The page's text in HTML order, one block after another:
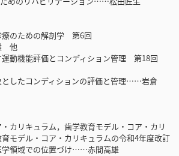
のための解剖学 第6回
他
動機能評価とコンディション管理 第18回
したコンディションの評価と管理……岩倉
カリキュラム，歯学教育モデル・コア・カリ
モデル・コア・カリキュラムの令和4年度改訂
学領域での位置づけ……赤間高雄